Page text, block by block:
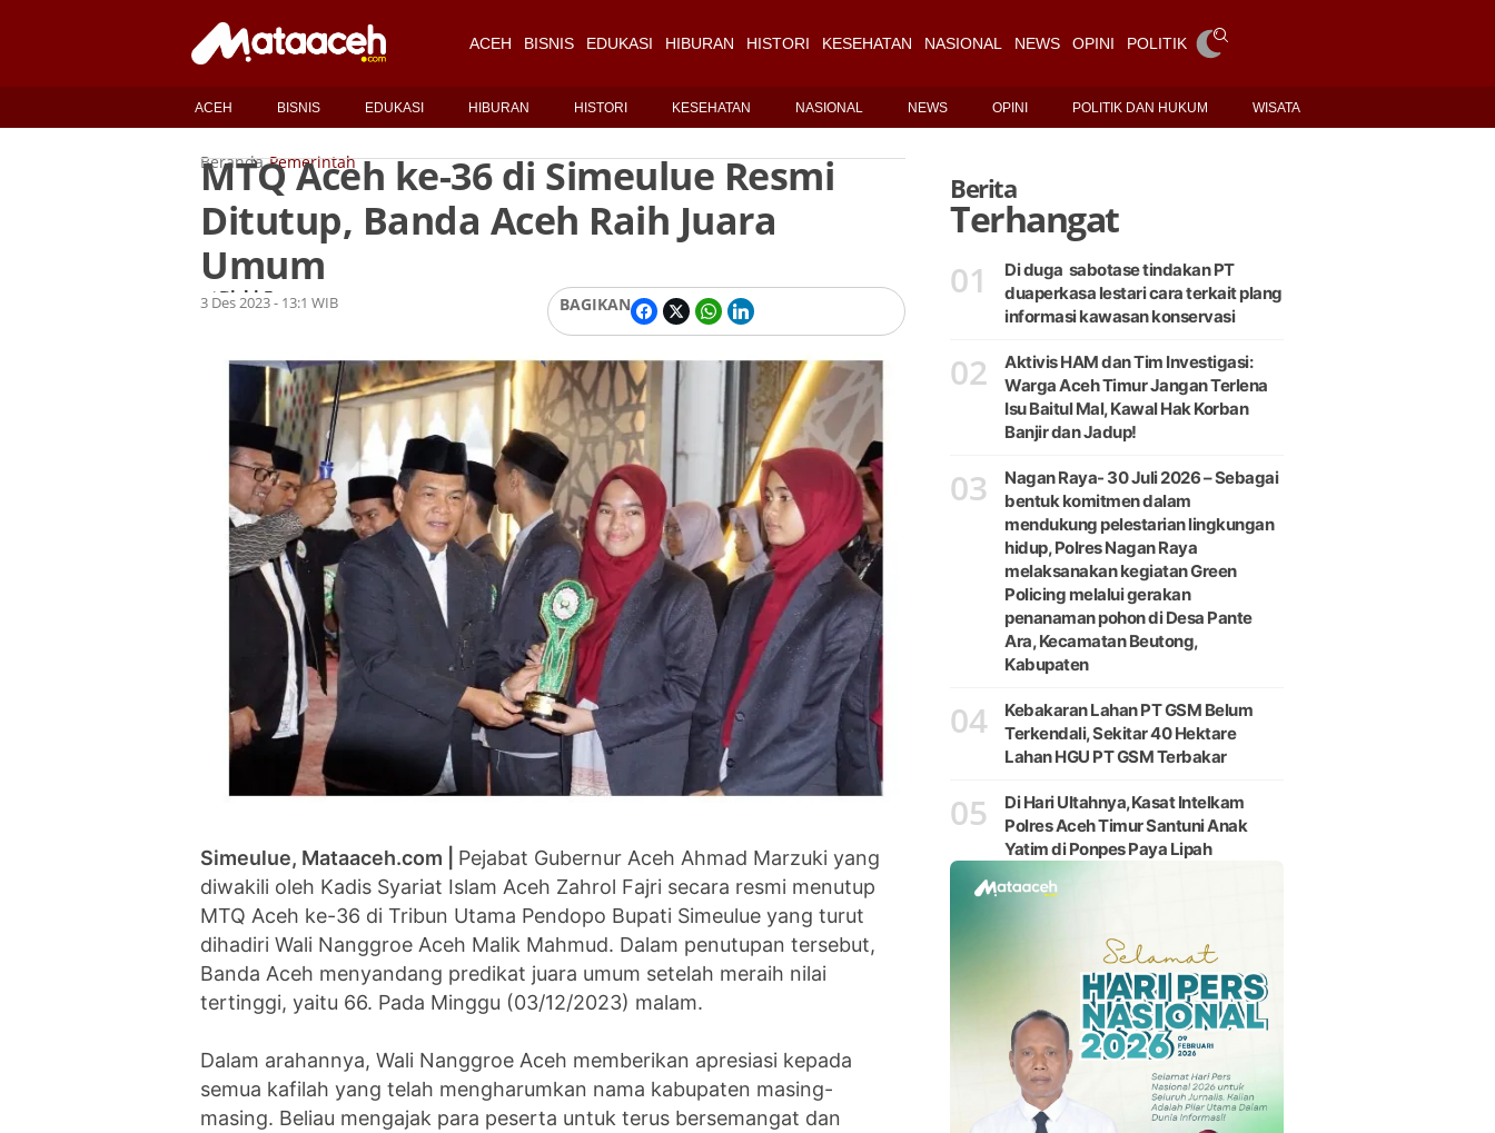
ACEH BISNIS EDUKASI HIBURAN HISTORI KESEHATAN NASIONAL NEWS OPINI POLITIK DAN HUKUM
ACEH BISNIS EDUKASI HIBURAN HISTORI KESEHATAN NASIONAL NEWS OPINI POLITIK DAN HUKUM WISATA
Beranda Pemerintah
MTQ Aceh ke-36 di Simeulue Resmi
Ditutup, Banda Aceh Raih Juara
Umum
OlehRizki Fauzan
3 Des 2023 - 13:1 WIB BAGIKAN
Simeulue, Mataaceh.com | Pejabat Gubernur Aceh Ahmad Marzuki yang
diwakili oleh Kadis Syariat Islam Aceh Zahrol Fajri secara resmi menutup
MTQ Aceh ke-36 di Tribun Utama Pendopo Bupati Simeulue yang turut
dihadiri Wali Nanggroe Aceh Malik Mahmud. Dalam penutupan tersebut,
Banda Aceh menyandang predikat juara umum setelah meraih nilai
tertinggi, yaitu 66. Pada Minggu (03/12/2023) malam.
Dalam arahannya, Wali Nanggroe Aceh memberikan apresiasi kepada
semua kafilah yang telah mengharumkan nama kabupaten masing-
masing. Beliau mengajak para peserta untuk terus bersemangat dan
Berita
Terhangat
01
Di duga sabotase tindakan PT
duaperkasa lestari cara terkait plang
informasi kawasan konservasi
02
Aktivis HAM dan Tim Investigasi:
Warga Aceh Timur Jangan Terlena
Isu Baitul Mal, Kawal Hak Korban
Banjir dan Jadup!
03
Nagan Raya- 30 Juli 2026 – Sebagai
bentuk komitmen dalam
mendukung pelestarian lingkungan
hidup, Polres Nagan Raya
melaksanakan kegiatan Green
Policing melalui gerakan
penanaman pohon di Desa Pante
Ara, Kecamatan Beutong,
Kabupaten
04
Kebakaran Lahan PT GSM Belum
Terkendali, Sekitar 40 Hektare
Lahan HGU PT GSM Terbakar
05
Di Hari Ultahnya,Kasat Intelkam
Polres Aceh Timur Santuni Anak
Yatim di Ponpes Paya Lipah